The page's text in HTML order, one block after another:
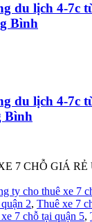
du lịch 4-7c
Bình
du lịch 4-7c
Bình
7 CHỖ GIÁ
ty cho thuê xe 7
2, Thuê xe 7
7 chỗ tại quận 5,